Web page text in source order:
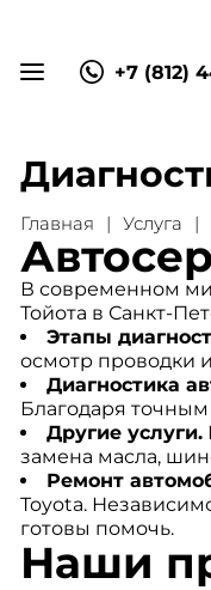
+7 (812)
Главная Услуга
В современном
Тойота в Санкт-
Этапы
осмотр проводки
Диагностика
Благодаря
Другие услуги.
замена масла,
Ремонт
Toyota.
готовы помочь.
Наши